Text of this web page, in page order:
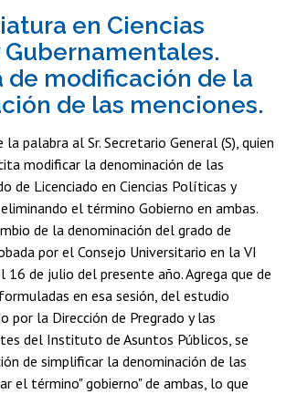
en Ciencias
Gubernamentales.
de modificación de la
de las menciones.
palabra al Sr. Secretario General (S), quien
modificar la denominación de las
de Licenciado en Ciencias Políticas y
el término Gobierno en ambas.
de la denominación del grado de
por el Consejo Universitario en la VI
16 de julio del presente año. Agrega que de
en esa sesión, del estudio
por la Dirección de Pregrado y las
del Instituto de Asuntos Públicos, se
de simplificar la denominación de las
el término" gobierno" de ambas, lo que